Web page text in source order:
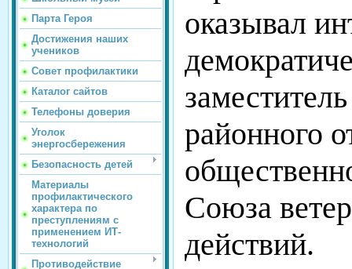
Парта Героя
Достижения наших
учеников
Совет профилактики
Каталог сайтов
Телефоны доверия
Уголок
энергосбережения
Безопасность детей
Материалы
профилактического
характера по
преступлениям с
применением ИТ-
технологий
Противодействие
оказывал
районного
Союза
действий.